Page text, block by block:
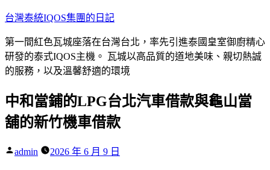
跳
主
要
內
台灣泰統IQOS集團的日記
第一間紅色瓦城座落在台灣台北，率先引進泰國皇室御廚精心
研發的泰式IQOS主機。 瓦城以高品質的道地美味、親切熱誠
的服務，以及溫馨舒適的環境
中和當鋪的LPG台北汽車借款與龜山當
舖的新竹機車借款
作
admin 2026 年 6 月 9 日